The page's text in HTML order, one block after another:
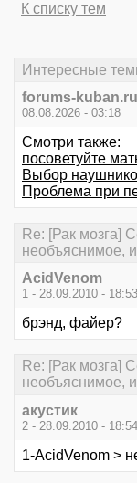
К списку тем
Интересные
forums-kuban.ru
08.08.2026 - 03:18
Смотри также:
посоветуйте
Выбор
Проблема при
Re: [Рак мозга]
необъяснимое,
AcidVenom
1 - 28.09.2010 - 18:53
брэнд, файер?
Re: [Рак мозга]
необъяснимое,
акустик
2 - 28.09.2010 - 18:54
1-AcidVenom >